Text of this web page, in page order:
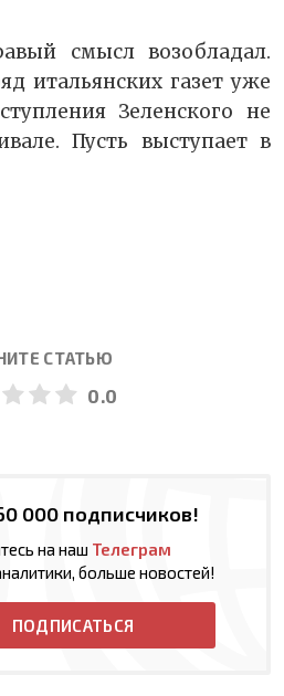
смысл возобладал.
итальянских газет уже
Зеленского не
Пусть выступает в
СТАТЬЮ
0.0
000 подписчиков!
на наш Телеграм
больше новостей!
ПОДПИСАТЬСЯ